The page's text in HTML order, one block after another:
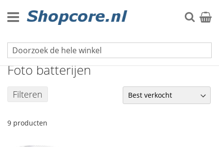
naar
de
Zoek
Eenmalige batterijen
Foto batterijen
Filteren
9 producten